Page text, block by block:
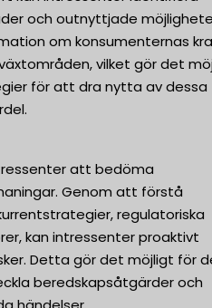
och outnyttjade
om konsumenternas
vilket gör det
för att dra nytta av dessa
att bedöma
Genom att förstå
regulatoriska
kan intressenter proaktivt
Detta gör det möjligt för
beredskapsåtgärder och